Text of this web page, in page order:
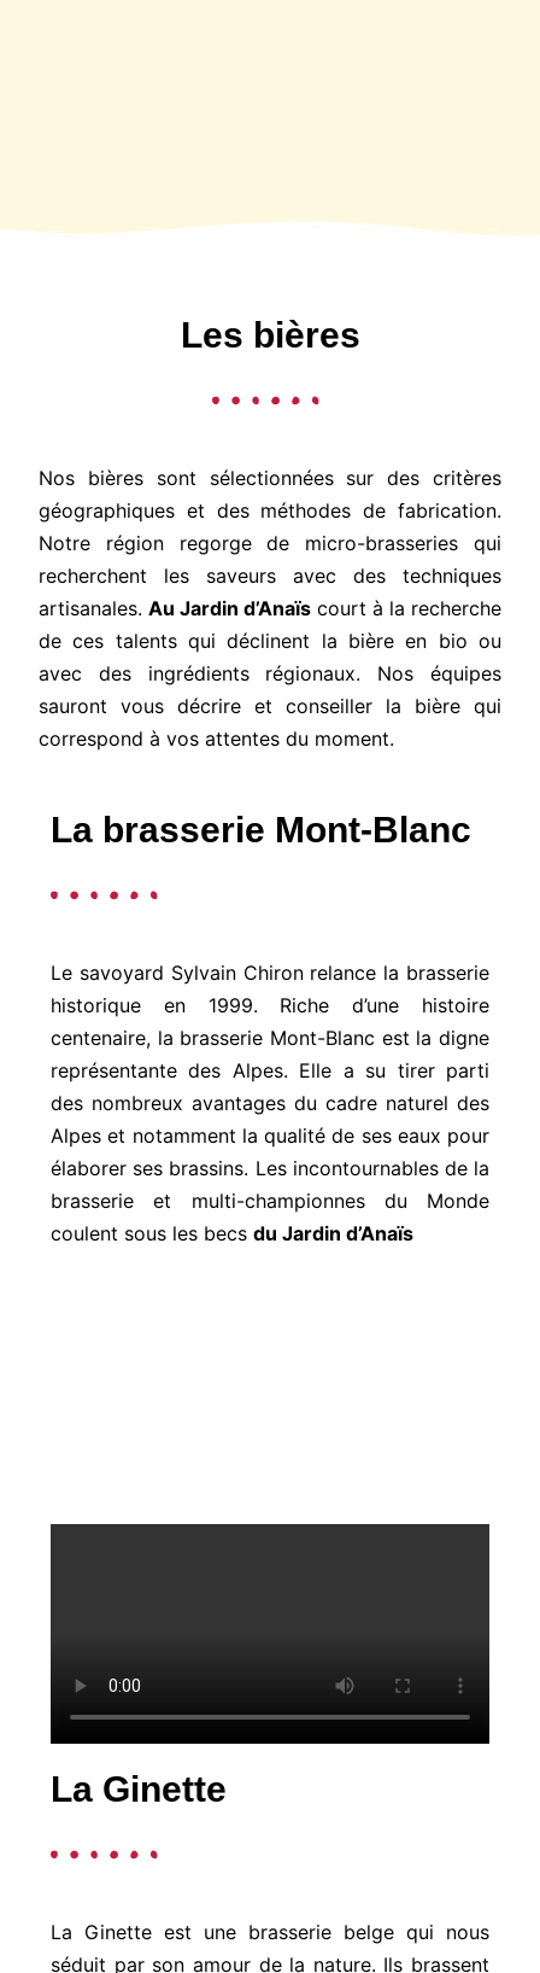
Les bières
Nos bières sont sélectionnées sur des critères
géographiques et des méthodes de fabrication.
Notre région regorge de micro-brasseries qui
recherchent les saveurs avec des techniques
artisanales. Au Jardin d’Anaïs court à la recherche
de ces talents qui déclinent la bière en bio ou
avec des ingrédients régionaux. Nos équipes
sauront vous décrire et conseiller la bière qui
correspond à vos attentes du moment.
La brasserie Mont-Blanc
Le savoyard Sylvain Chiron relance la brasserie
historique en 1999. Riche d’une histoire
centenaire, la brasserie Mont-Blanc est la digne
représentante des Alpes. Elle a su tirer parti
des nombreux avantages du cadre naturel des
Alpes et notamment la qualité de ses eaux pour
élaborer ses brassins. Les incontournables de la
brasserie et multi-championnes du Monde
coulent sous les becs du Jardin d’Anaïs
La Ginette
La Ginette est une brasserie belge qui nous
séduit par son amour de la nature. Ils brassent